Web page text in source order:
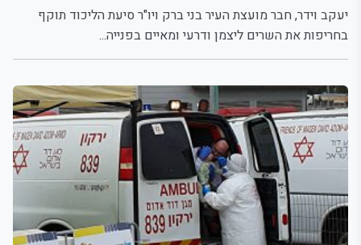
יעקב וידר, חבר מועצת העיר בני ברק ויו"ר סיעת הליכוד תוקף
בחריפות את השרים ליצמן ודרעי ומאיים בפנייה...